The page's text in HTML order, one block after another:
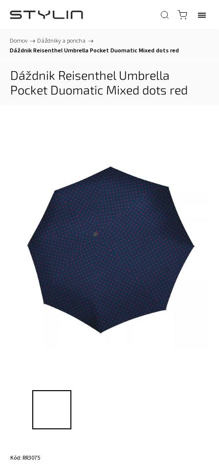
Domov / Dáždniky a poncha /
Dáždnik Reisenthel Umbrella Pocket Duomatic Mixed dots red
Dáždnik Reisenthel Umbrella
Pocket Duomatic Mixed dots red
Kód:RR3075